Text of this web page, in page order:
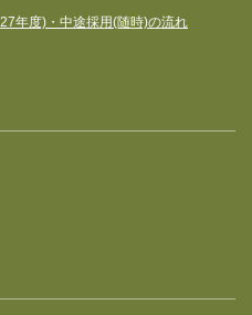
年度)・中途採用(随時)の流れ